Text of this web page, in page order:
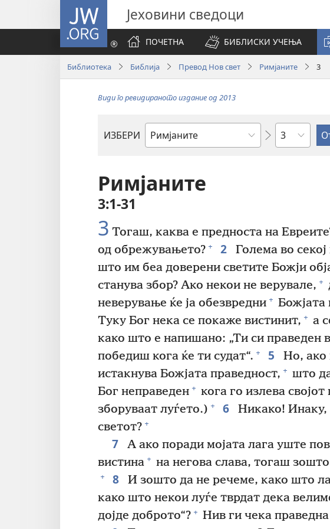
JW.ORG Јеховини сведоци
ПОЧЕТНА
БИБЛИСКИ УЧЕЊА
Библиотека Библија Превод Нов свет Римјаните 3
Види го ревидираното издание од 2013
ИЗБЕРИ
Библиска
Поглавје
Римјаните
3:1-31
3 Тогаш, каква е предноста на
од обрежувањето? + 2
Голема во
што им беа доверени светите Божји
станува збор? Ако некои не верувале, +
неверување ќе ја обезвредни + Божјата
Туку Бог нека се покаже вистинит, + а
како што е напишано: „Ти си праведен
победиш кога ќе ти судат“. + 5
Но, ако
истакнува Божјата праведност, + што
Бог неправеден + кога го излева
зборуваат луѓето.) + 6
Никако! Инаку,
светот? +
7
А ако поради мојата лага уште
вистина + на негова слава, тогаш
+ 8 И зошто да не речеме, како што
како што некои луѓе тврдат дека
дојде доброто“? + Нив ги чека праведна